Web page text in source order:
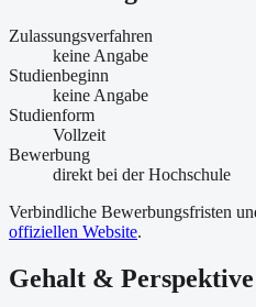
Zulassungsverfahren
keine Angabe
Studienbeginn
keine Angabe
Studienform
Vollzeit
Bewerbung
direkt bei der Hochschule
Verbindliche Bewerbungsfristen
offiziellen Website.
Gehalt & Perspektive